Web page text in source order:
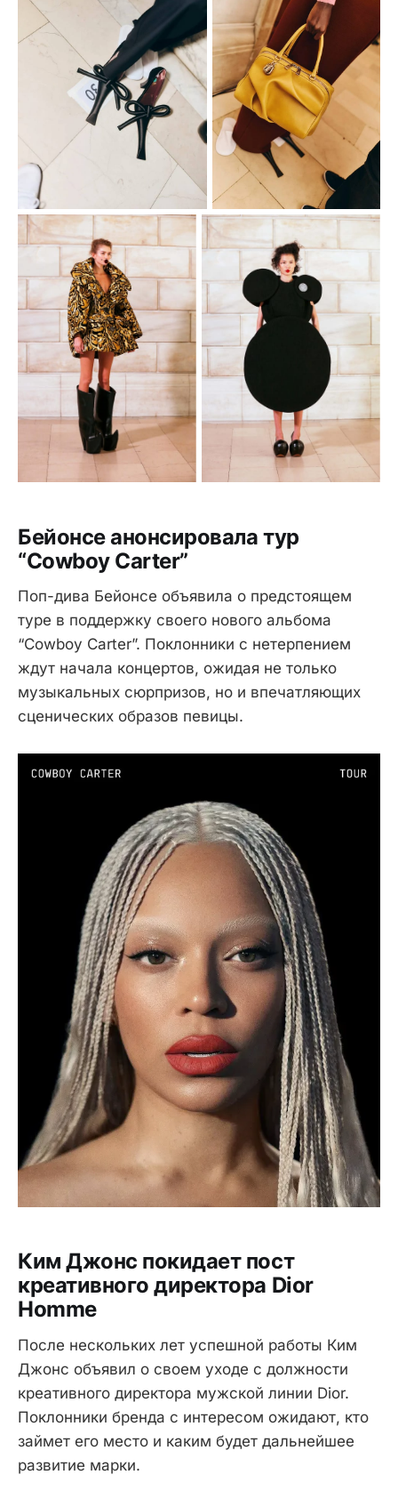
Бейонсе анонсировала тур
“Cowboy Carter”
Поп-дива Бейонсе объявила о предстоящем
туре в поддержку своего нового альбома
“Cowboy Carter”. Поклонники с нетерпением
ждут начала концертов, ожидая не только
музыкальных сюрпризов, но и впечатляющих
сценических образов певицы.
Ким Джонс покидает пост
креативного директора Dior
Homme
После нескольких лет успешной работы Ким
Джонс объявил о своем уходе с должности
креативного директора мужской линии Dior.
Поклонники бренда с интересом ожидают, кто
займет его место и каким будет дальнейшее
развитие марки.